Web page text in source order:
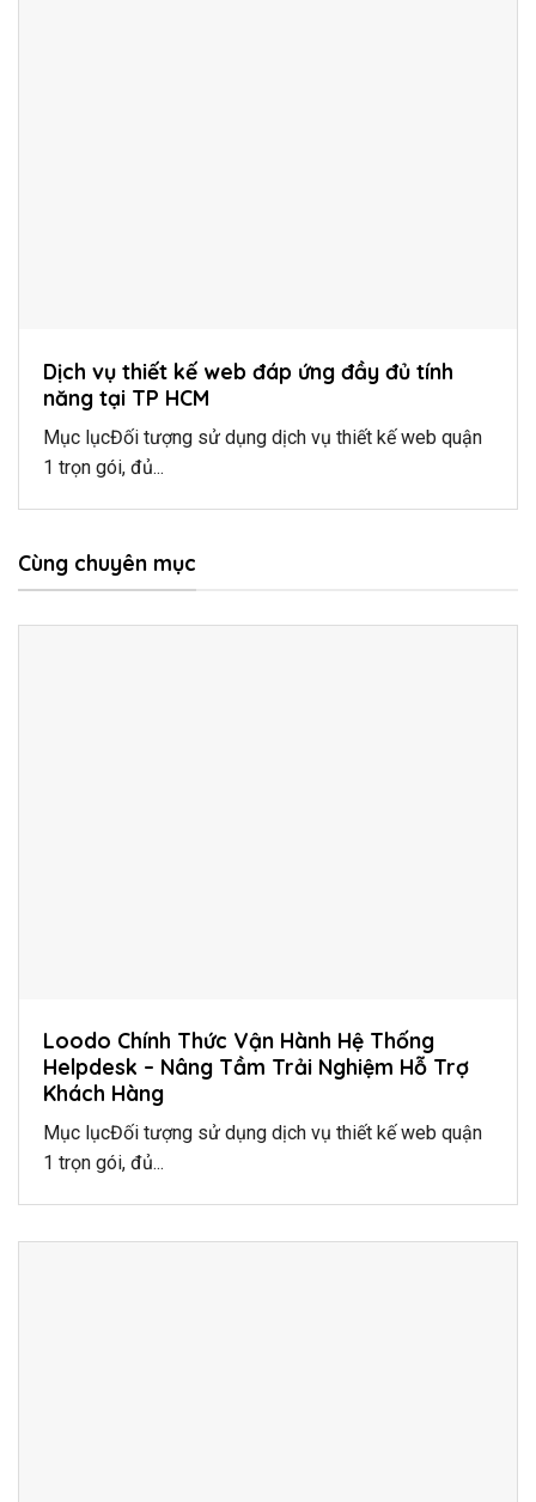
Dịch vụ thiết kế web đáp ứng đầy đủ tính
năng tại TP HCM
Mục lụcĐối tượng sử dụng dịch vụ thiết kế web quận
1 trọn gói, đủ...
Cùng chuyên mục
Loodo Chính Thức Vận Hành Hệ Thống
Helpdesk – Nâng Tầm Trải Nghiệm Hỗ Trợ
Khách Hàng
Mục lụcĐối tượng sử dụng dịch vụ thiết kế web quận
1 trọn gói, đủ...